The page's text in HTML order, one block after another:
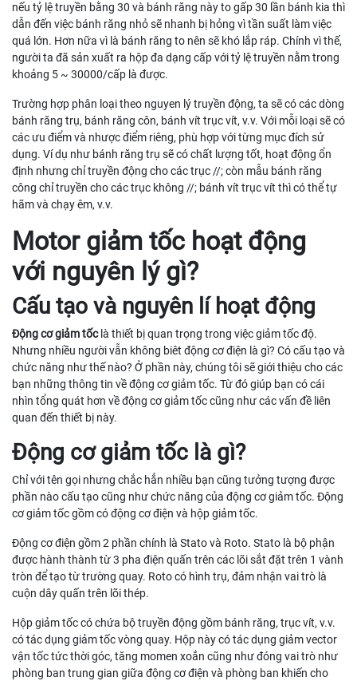
nếu tỷ lệ truyền bằng 30 và bánh răng này to gấp 30 lần bánh kia thì
dẫn đến việc bánh răng nhỏ sẽ nhanh bị hỏng vì tần suất làm việc
quá lớn. Hơn nữa vì là bánh răng to nên sẽ khó lắp ráp. Chính vì thế,
người ta đã sản xuất ra hộp đa dạng cấp với tỷ lệ truyền nằm trong
khoảng 5 ~ 30000/cấp là được.
Trường hợp phân loại theo nguyen lý truyền động, ta sẽ có các dòng
bánh răng trụ, bánh răng côn, bánh vít trục vít, v.v. Với mỗi loại sẽ có
các ưu điểm và nhược điểm riêng, phù hợp với từng mục đích sử
dụng. Ví dụ như bánh răng trụ sẽ có chất lượng tốt, hoạt động ổn
định nhưng chỉ truyền động cho các trục //; còn mẫu bánh răng
công chỉ truyền cho các trục không //; bánh vít trục vít thì có thể tự
hãm và chạy êm, v.v.
Motor giảm tốc hoạt động
với nguyên lý gì?
Cấu tạo và nguyên lí hoạt động
Động cơ giảm tốclà thiết bị quan trọng trong việc giảm tốc độ.
Nhưng nhiều người vẫn không biêt động cơ điện là gì? Có cấu tạo và
chức năng như thế nào? Ở phần này, chúng tôi sẽ giới thiệu cho các
bạn những thông tin về động cơ giảm tốc. Từ đó giúp bạn có cái
nhìn tổng quát hơn về động cơ giảm tốc cũng như các vấn đề liên
quan đến thiết bị này.
Động cơ giảm tốc là gì?
Chỉ với tên gọi nhưng chắc hẳn nhiều bạn cũng tưởng tượng được
phần nào cấu tạo cũng như chức năng của động cơ giảm tốc. Động
cơ giảm tốc gồm có động cơ điện và hộp giảm tốc.
Động cơ điện gồm 2 phần chính là Stato và Roto. Stato là bộ phận
được hành thành từ 3 pha điện quấn trên các lõi sắt đặt trên 1 vành
tròn để tạo từ trường quay. Roto có hình trụ, đảm nhận vai trò là
cuộn dây quấn trên lõi thép.
Hộp giảm tốc có chứa bộ truyền động gồm bánh răng, trục vít, v.v.
có tác dụng giảm tốc vòng quay. Hộp này có tác dụng giảm vector
vận tốc tức thời góc, tăng momen xoắn cũng như đóng vai trò như
phòng ban trung gian giữa động cơ điện và phòng ban khiến cho